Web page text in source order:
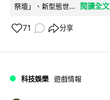
祭壇」、新型態世...
閱讀全文
71 分享
科技娛樂 遊戲情報